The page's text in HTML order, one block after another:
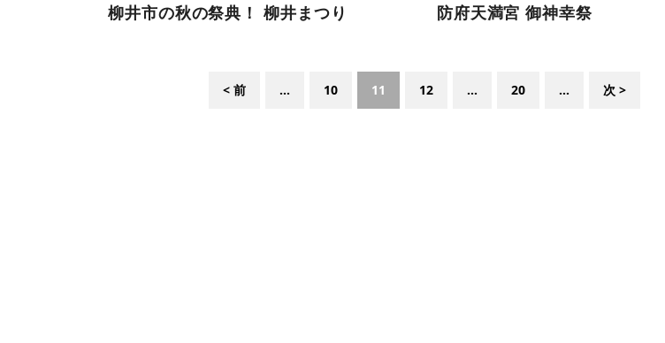
柳井市の秋の祭典！ 柳井まつり 防府天満宮 御神幸祭
< 前 ... 10 11 12 ... 20 ... 次 >